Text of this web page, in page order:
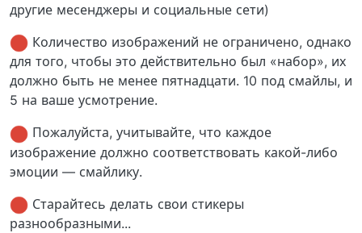
другие месенджеры и социальные сети)
Количество изображений не ограничено, однако
для того, чтобы это действительно был «набор», их
должно быть не менее пятнадцати. 10 под смайлы, и
5 на ваше усмотрение.
Пожалуйста, учитывайте, что каждое
изображение должно соответствовать какой-либо
эмоции — смайлику.
Старайтесь делать свои стикеры
разнообразными...